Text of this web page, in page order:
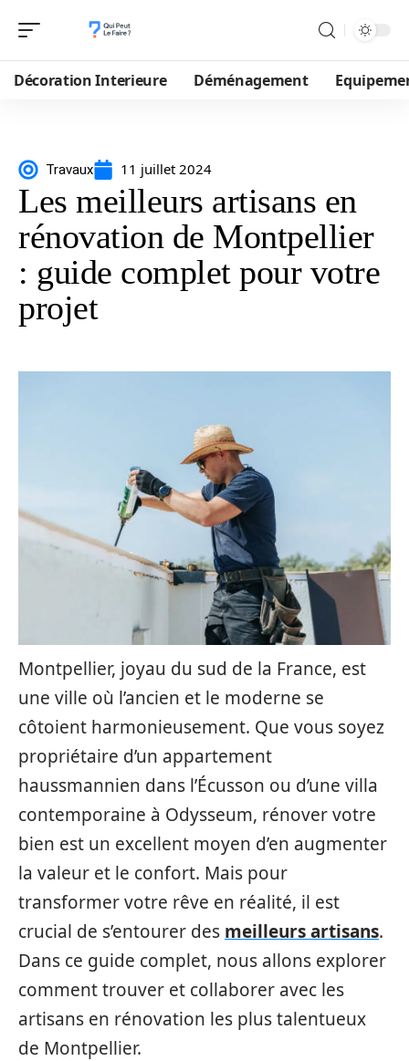
Décoration Interieure Déménagement
Travaux 11 juillet 2024
Les meilleurs artisans en
rénovation de Montpellier
: guide complet pour votre
projet
Montpellier, joyau du sud de la France, est
une ville où l’ancien et le moderne se
côtoient harmonieusement. Que vous soyez
propriétaire d’un appartement
haussmannien dans l’Écusson ou d’une villa
contemporaine à Odysseum, rénover votre
bien est un excellent moyen d’en augmenter
la valeur et le confort. Mais pour
transformer votre rêve en réalité, il est
crucial de s’entourer des meilleurs artisans.
Dans ce guide complet, nous allons explorer
comment trouver et collaborer avec les
artisans en rénovation les plus talentueux
de Montpellier.